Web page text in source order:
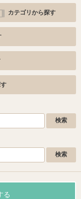
カテゴリから探す
る